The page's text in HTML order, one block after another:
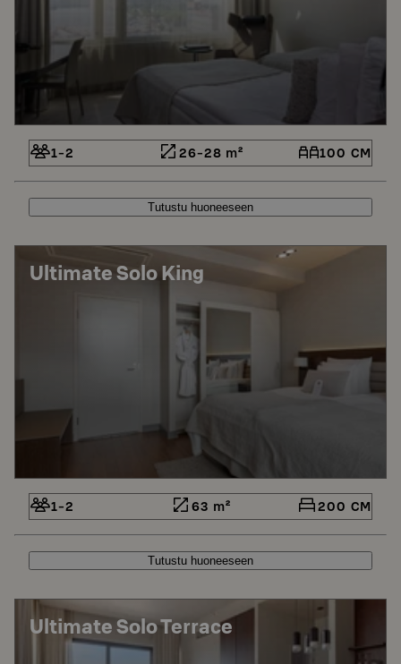
1-2 26-28 m² 100 CM
Tutustu huoneeseen
Ultimate Solo King
1-2 63 m² 200 CM
Tutustu huoneeseen
Ultimate Solo Terrace